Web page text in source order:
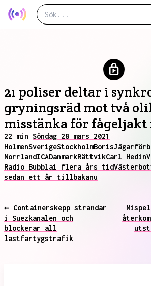
21 poliser deltar i
gryningsräd mot två
misstänka för
22 min Söndag 28 mars 2021
HolmenSverigeStockholmBoris
NorrlandICADanmarkRättvikCarl Hedin
Radio Bubblai flera års tid
sedan ett år tillbakanu
← Containerskepp strandar
i Suezkanalen och
blockerar all
lastfartygstrafik